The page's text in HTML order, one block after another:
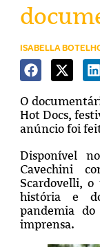
ISABELLA
O
Hot Docs,
anúncio foi
Disponível
Cavechini
Scardovelli,
história e
pandemia
imprensa.